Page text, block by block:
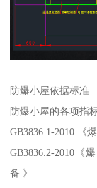
防爆小屋依据标准
防爆小屋的各项指
GB3836.1-2010 《
GB3836.2-2010《
备 》